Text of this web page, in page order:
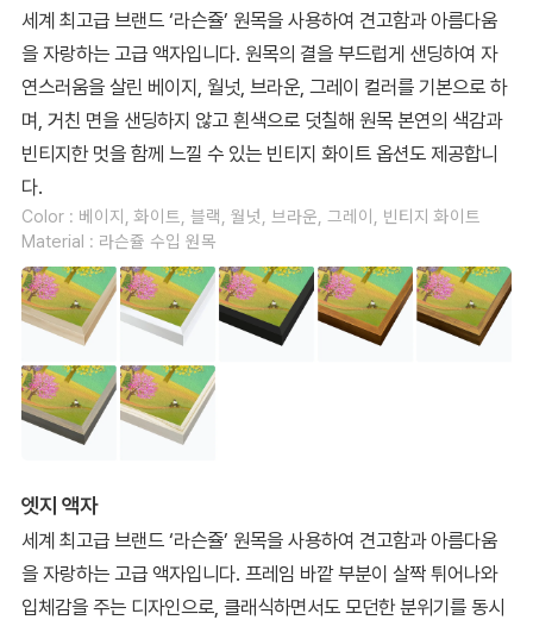
세계 최고급 브랜드 ‘라슨쥴’ 원목을 사용하여 견고함과 아름다움
을 자랑하는 고급 액자입니다. 원목의 결을 부드럽게 샌딩하여 자
연스러움을 살린 베이지, 월넛, 브라운, 그레이 컬러를 기본으로 하
며, 거친 면을 샌딩하지 않고 흰색으로 덧칠해 원목 본연의 색감과
빈티지한 멋을 함께 느낄 수 있는 빈티지 화이트 옵션도 제공합니
다.
Color : 베이지, 화이트, 블랙, 월넛, 브라운, 그레이, 빈티지 화이트
Material : 라슨쥴 수입 원목
엣지 액자
세계 최고급 브랜드 ‘라슨쥴’ 원목을 사용하여 견고함과 아름다움
을 자랑하는 고급 액자입니다. 프레임 바깥 부분이 살짝 튀어나와
입체감을 주는 디자인으로, 클래식하면서도 모던한 분위기를 동시